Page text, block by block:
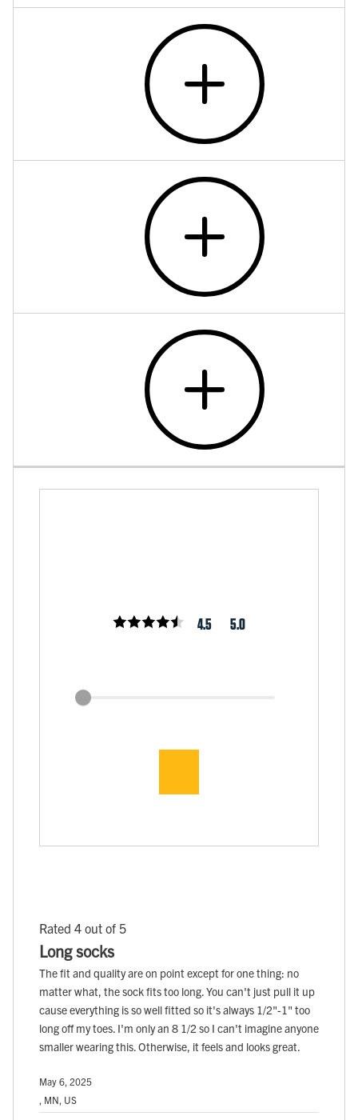
4.5 5.0
Rated 4 out of 5
Long socks
The fit and quality are on point except for one thing: no
matter what, the sock fits too long. You can't just pull it up
cause everything is so well fitted so it's always 1/2"-1" too
long off my toes. I'm only an 8 1/2 so I can't imagine anyone
smaller wearing this. Otherwise, it feels and looks great.
May 6, 2025
, MN, US